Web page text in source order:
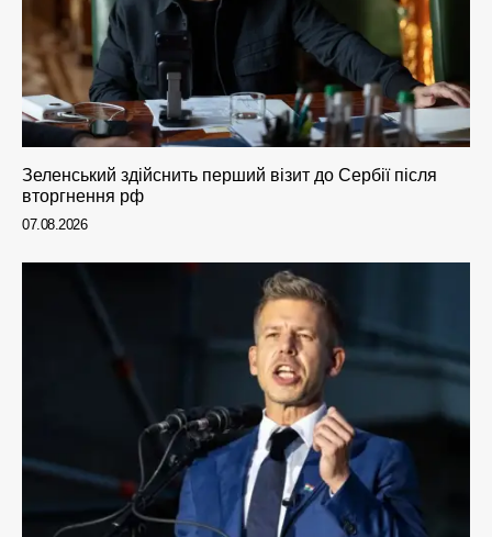
Зеленський здійснить перший візит до Сербії після
вторгнення рф
07.08.2026